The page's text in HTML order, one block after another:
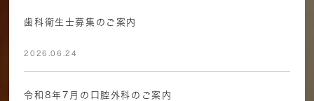
歯科衛生士募集のご案内
2026.06.24
令和8年7月の口腔外科のご案内